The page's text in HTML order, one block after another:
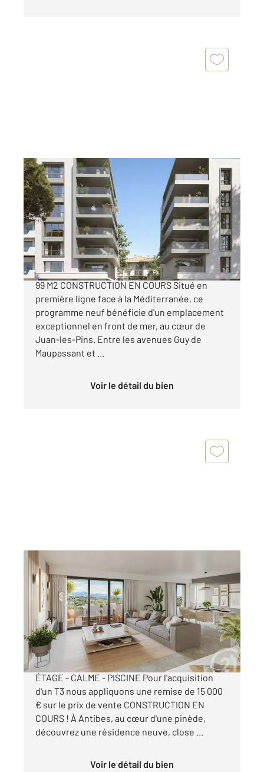
JUAN LES PINS 06
98,98 m
, 3 pièces
Ref : 180
Appartement F3 à vendre
1 980 000 €
JUAN-LES-PINS - FRONT MER - APPARTEMENT
99 M2 CONSTRUCTION EN COURS Situé en
première ligne face à la Méditerranée, ce
programme neuf bénéficie d'un emplacement
exceptionnel en front de mer, au cœur de
Juan-les-Pins. Entre les avenues Guy de
Maupassant et ...
Voir le détail du bien
ANTIBES 06
63,84 m2, 3 pièces
Ref : 168
Appartement F3 à vendre
445 000 €
APPARTEMENT NEUF ANTIBES - DERNIER
ÉTAGE - CALME - PISCINE Pour l'acquisition
d'un T3 nous appliquons une remise de 15 000
€ sur le prix de vente CONSTRUCTION EN
COURS ! À Antibes, au cœur d'une pinède,
découvrez une résidence neuve, close ...
Voir le détail du bien